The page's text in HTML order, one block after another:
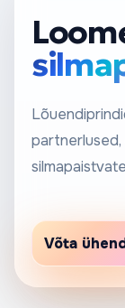
Võta